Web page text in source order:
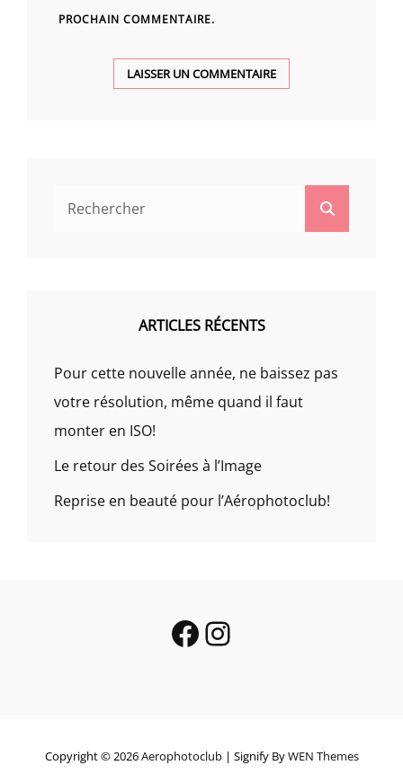
PROCHAIN COMMENTAIRE.
ARTICLES RÉCENTS
Pour cette nouvelle année, ne baissez pas
votre résolution, même quand il faut
monter en ISO!
Le retour des Soirées à l’Image
Reprise en beauté pour l’Aérophotoclub!
Facebook
Instagram
Copyright © 2026Aerophotoclub | Signify ByWEN Themes